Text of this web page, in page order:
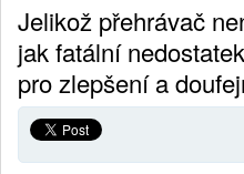
Jelikož přehrávač
jak fatální
pro zlepšení a